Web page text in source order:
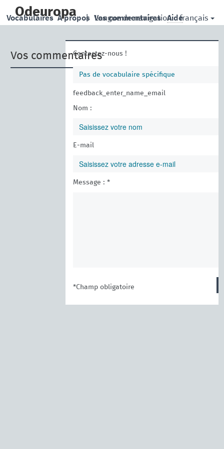
main
Odeuropa | Langue de navigation: français
Vocabulaires À propos Vos commentaires Aide
Vos commentaires
Contactez-nous !
Pas de vocabulaire spécifique
feedback_enter_name_email
Nom :
E-mail
Message : *
*Champ obligatoire